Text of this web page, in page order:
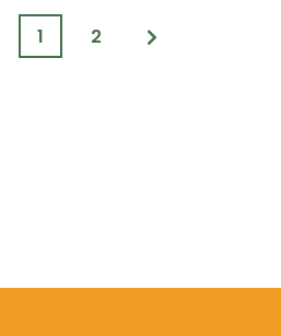
1 2